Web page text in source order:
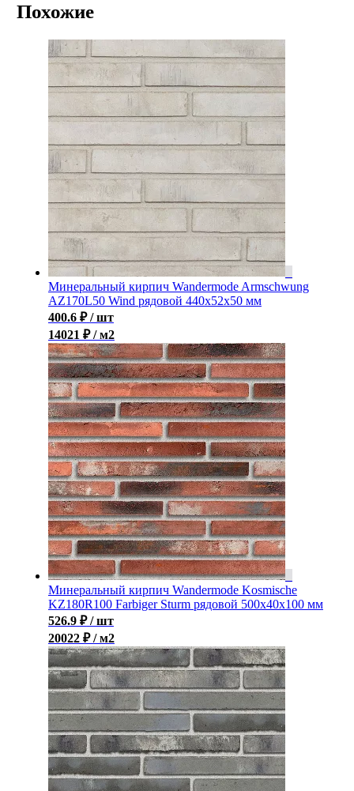
Похожие
Минеральный кирпич Wandermode Armschwung
AZ170L50 Wind рядовой 440x52x50 мм
400.6 ₽ / шт
14021 ₽ / м2
Минеральный кирпич Wandermode Kosmische
KZ180R100 Farbiger Sturm рядовой 500x40x100 мм
526.9 ₽ / шт
20022 ₽ / м2